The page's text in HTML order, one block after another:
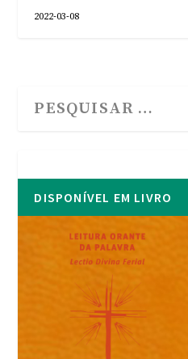
2022-03-08
DISPONÍVEL EM LIVRO